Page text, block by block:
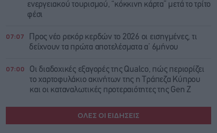
ενεργειακού τουρισμού, “κόκκινη κάρτα” μετά το τρίτο
φέσι
07:07
Προς νέο ρεκόρ κερδών το 2026 οι εισηγμένες, τι
δείχνουν τα πρώτα αποτελέσματα α’ 6μήνου
07:00
Οι διαδοχικές εξαγορές της Qualco, πώς περιορίζει
το χαρτοφυλάκιο ακινήτων της η Τράπεζα Κύπρου
και οι καταναλωτικές προτεραιότητες της Gen Z
ΟΛΕΣ ΟΙ ΕΙΔΗΣΕΙΣ